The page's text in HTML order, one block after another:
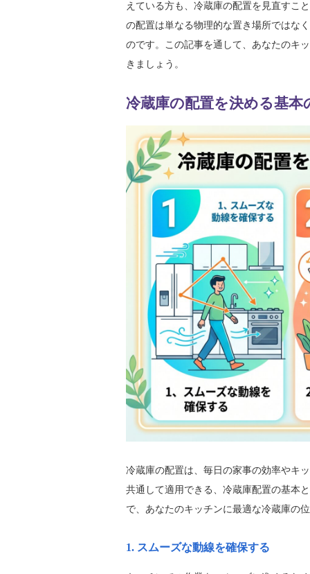
えている方も、冷蔵庫の配置を見直すこ
の配置は単なる物理的な置き場所ではな
のです。この記事を通して、あなたのキ
きましょう。
冷蔵庫の配置を決める基
冷蔵庫の配置は、毎日の家事の効率やキ
共通して適用できる、冷蔵庫配置の基本
で、あなたのキッチンに最適な冷蔵庫の
1. スムーズな動線を確保する